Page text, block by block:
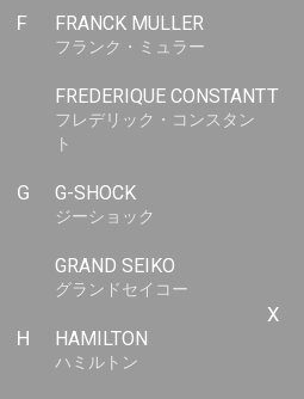
F FRANCK MULLER
フランク・ミュラー
FREDERIQUE CONSTANT
フレデリック・コンスタン
ト
G G-SHOCK
ジーショック
GRAND SEIKO
グランドセイコー
H HAMILTON
ハミルトン
T
X